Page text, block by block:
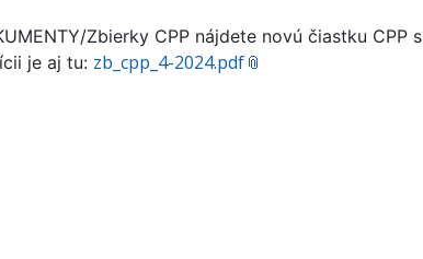
Zbierky CPP nájdete novú čiastku CPP s
je aj tu: zb_cpp_4-2024.pdf